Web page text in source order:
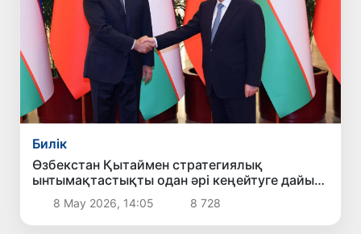
Билік
Өзбекстан Қытаймен стратегиялық
ынтымақтастықты одан әрі кеңейтуге дайын
екенін мәлімдеді
8 Мау 2026, 14:05 8 728